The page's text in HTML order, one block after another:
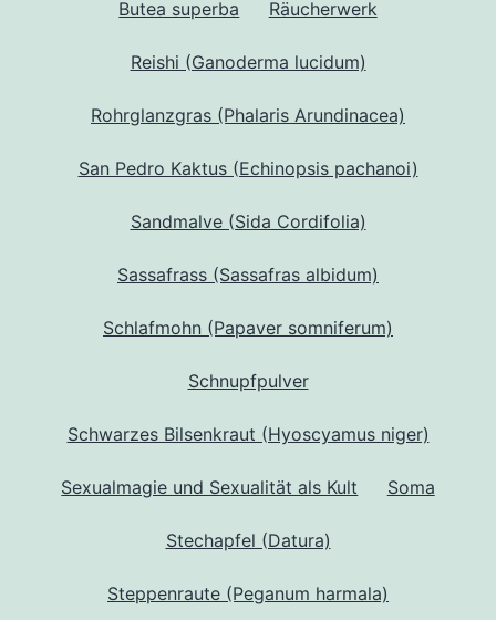
Butea superba Räucherwerk
Reishi (Ganoderma lucidum)
Rohrglanzgras (Phalaris Arundinacea)
San Pedro Kaktus (Echinopsis pachanoi)
Sandmalve (Sida Cordifolia)
Sassafrass (Sassafras albidum)
Schlafmohn (Papaver somniferum)
Schnupfpulver
Schwarzes Bilsenkraut (Hyoscyamus niger)
Sexualmagie und Sexualität als Kult Soma
Stechapfel (Datura)
Steppenraute (Peganum harmala)